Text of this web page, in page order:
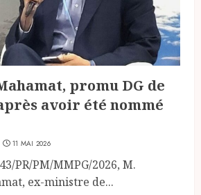
promu DG de
avoir été nommé
11 MAI 2026
PR/PM/MMPG/2026, M.
ex-ministre de...